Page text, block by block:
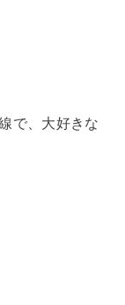
で、大好きな